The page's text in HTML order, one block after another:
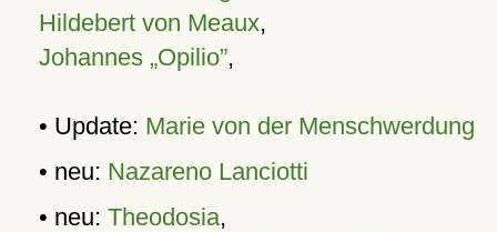
Hildebert von Meaux,
Johannes „Opilio”,
• Update: Marie von der Menschwerdung
• neu: Nazareno Lanciotti
• neu: Theodosia,